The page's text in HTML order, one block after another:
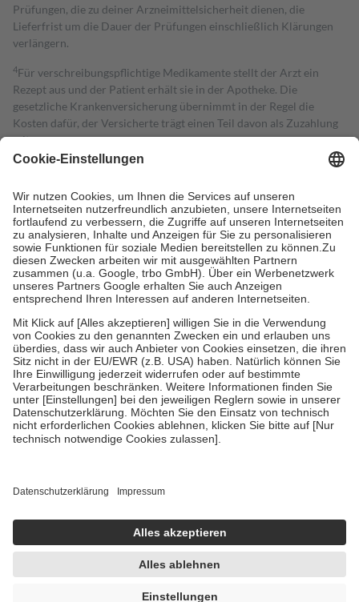
Prüfungen, die zu deiner Arzneimittelsicherheit dienen, die
Lieferfrist um die Dauer der Prüfungen einschließlich Klärungen
verlängern.
4Für verschreibungspflichtige Medikamente stellt der Arzt ein
Rezept aus und der Patient erhält sie in der Apotheke. Die
gesetzliche Krankenversicherung übernimmt in der Regel die
Kosten dafür, der Versicherte trägt einen Teil davon als Zuzahlung
mit.
Grundsätzlich leisten Mitglieder Zuzahlungen in Höhe von zehn
höchstens zehn Euro.
Es sind jedoch nie mehr als die tatsächlichen
Kosten der Leistung zu entrichten.
Diese Regeln gelten grundsätzlich auch für Online-Apotheken.
Bei Heilmitteln und häuslicher Krankenpflege beträgt die
Zuzahlung zehn Prozent der Kosten sowie zehn Euro je
Verordnung.
Um das Engagement der Versicherten für ihre eigene Gesundheit zu
stärken und die besondere Stellung der Familie zu unterstützen,
fallenkeine Zuzahlungenan bei:
• Kindern und Jugendlichen bis zum vollendeten 18. Lebensjahr
mit Ausnahme der Fahrkosten
• Untersuchungen zur Vorsorge und Früherkennung, die von der
GKV getragen werden
• empfohlenen Schutzimpfungen
• Harn- und Blutteststreifen
getroffen, um sicherzustellen, dass es sich um echte Bewertungen
https://help.etrusted.com/hc/de/articles/4419944605341
Einige Bilder und Inhalte wurden unter Zuhilfenahme künstlicher